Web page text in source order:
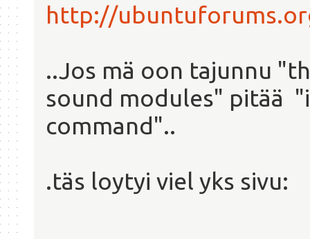
http://
..Jos mä oon tajunnu
sound modules" pitää
command"..
.täs loytyi viel yks sivu: